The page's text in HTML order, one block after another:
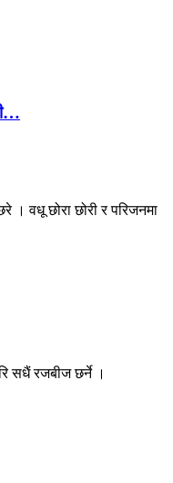
। वधू छोरा छोरी र परिजनमा
सधैं रजबीज छर्ने ।